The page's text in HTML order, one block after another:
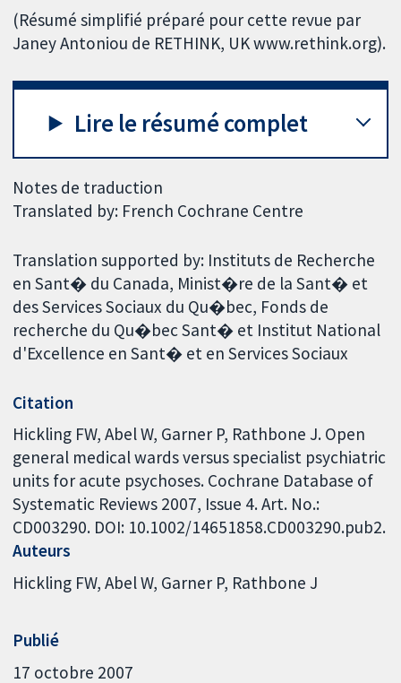
(Résumé simplifié préparé pour cette revue par
Janey Antoniou de RETHINK, UK www.rethink.org).
Lire le résumé complet
Notes de traduction
Translated by: French Cochrane Centre
Translation supported by: Instituts de Recherche
en Sant� du Canada, Minist�re de la Sant� et
des Services Sociaux du Qu�bec, Fonds de
recherche du Qu�bec Sant� et Institut National
d'Excellence en Sant� et en Services Sociaux
Citation
Hickling FW, Abel W, Garner P, Rathbone J. Open
general medical wards versus specialist psychiatric
units for acute psychoses. Cochrane Database of
Systematic Reviews 2007, Issue 4. Art. No.:
CD003290. DOI: 10.1002/14651858.CD003290.pub2.
Auteurs
Hickling FW Abel W Garner P Rathbone J
Publié
17 octobre 2007